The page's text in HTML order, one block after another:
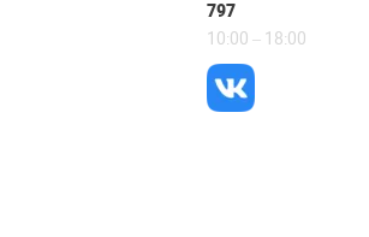
797
10:00 – 18:00